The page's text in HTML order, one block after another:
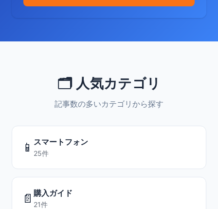
🗂️ 人気カテゴリ
記事数の多いカテゴリから探す
📱 スマートフォン
25件
📄 購入ガイド
21件